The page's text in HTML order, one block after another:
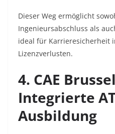
Dieser Weg ermöglicht
Ingenieursabschluss als
ideal für Karrieresicherheit
Lizenzverlusten.
4. CAE
Integrierte
Ausbildung